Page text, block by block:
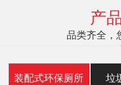
产
品类齐全，
装配式环保厕所 垃